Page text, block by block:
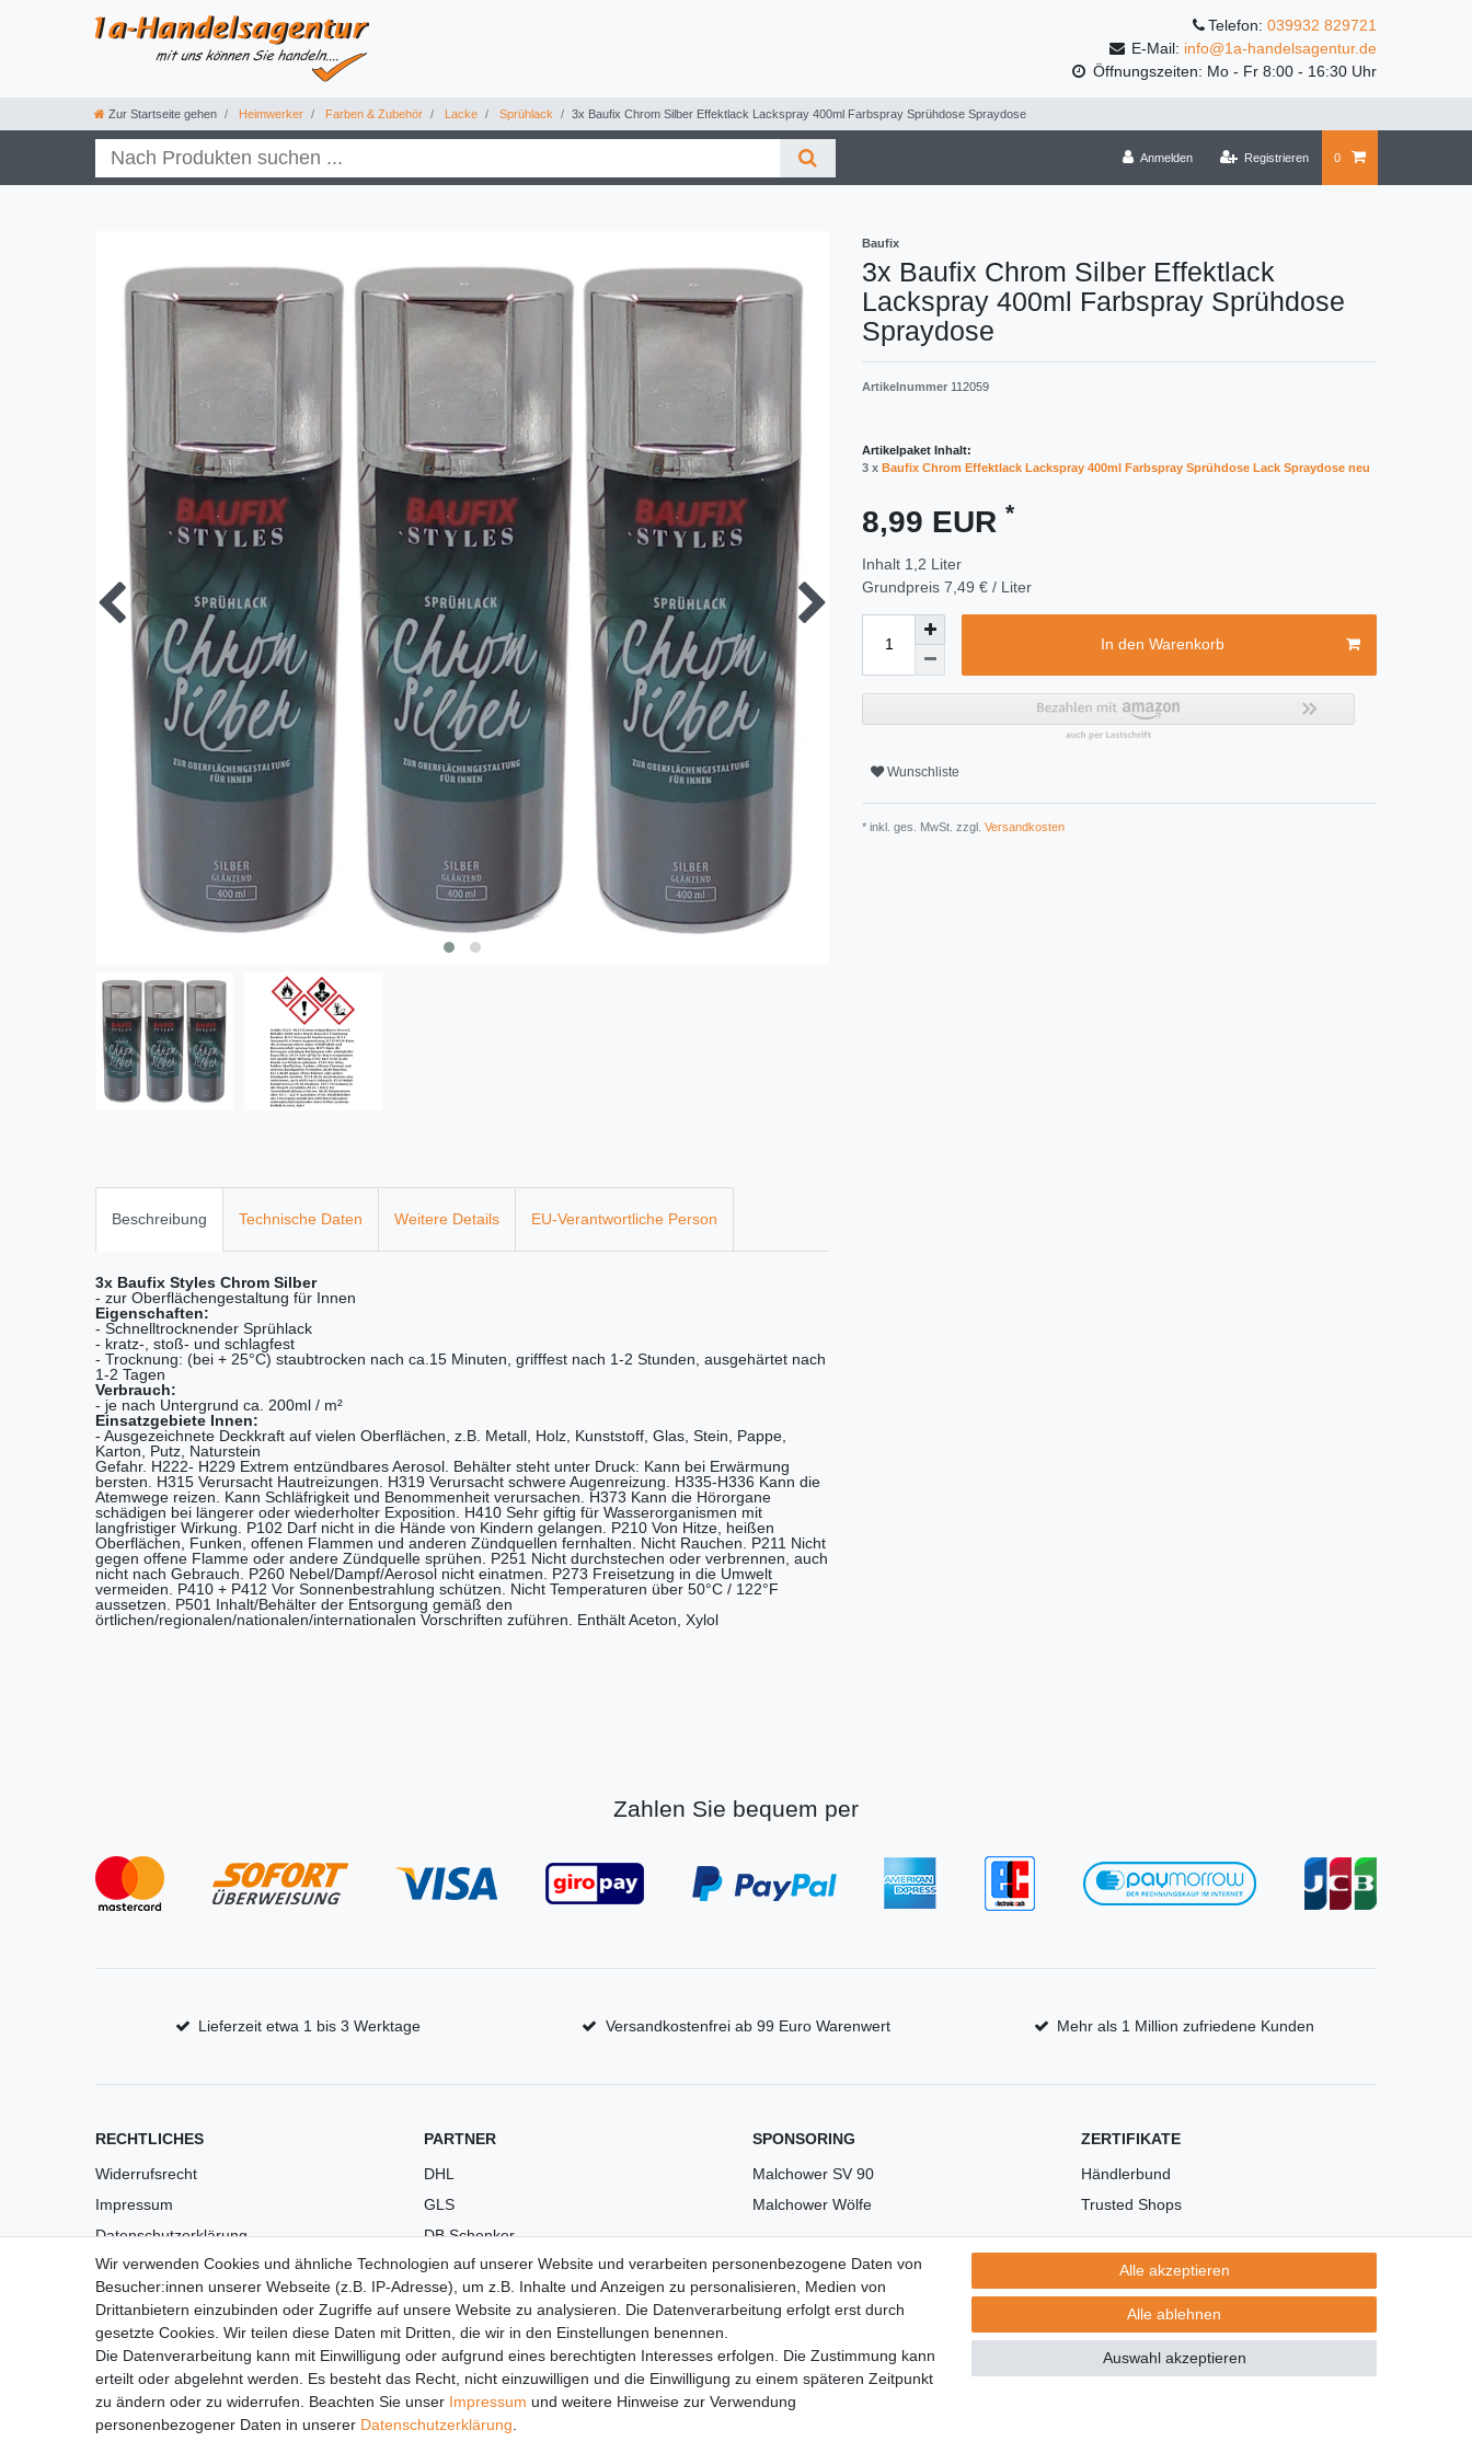
Telefon: 039932 829721
E-Mail: info@1a-handelsagentur.de
Öffnungszeiten: Mo - Fr 8:00 - 16:30 Uhr
Zur Startseite gehen Heimwerker Farben & Zubehör Lacke Sprühlack 3x Baufix Chrom Silber Effektlack Lackspray 400ml Farbspray Sprühdose Spraydose
Anmelden Registrieren 0
Baufix
3x Baufix Chrom Silber Effektlack
Lackspray 400ml Farbspray Sprühdose
Spraydose
Artikelnummer 112059
Artikelpaket Inhalt:
3 x Baufix Chrom Effektlack Lackspray 400ml Farbspray Sprühdose Lack Spraydose neu
8,99 EUR *
Inhalt 1,2 Liter
Grundpreis 7,49 € / Liter
In den Warenkorb
Wunschliste
* inkl. ges. MwSt. zzgl. Versandkosten
Beschreibung Technische Daten Weitere Details EU-Verantwortliche Person
3x Baufix Styles Chrom Silber
- zur Oberflächengestaltung für Innen
Eigenschaften:
- Schnelltrocknender Sprühlack
- kratz-, stoß- und schlagfest
- Trocknung: (bei + 25°C) staubtrocken nach ca.15 Minuten, grifffest nach 1-2 Stunden, ausgehärtet nach
1-2 Tagen
Verbrauch:
- je nach Untergrund ca. 200ml / m²
Einsatzgebiete Innen:
- Ausgezeichnete Deckkraft auf vielen Oberflächen, z.B. Metall, Holz, Kunststoff, Glas, Stein, Pappe,
Karton, Putz, Naturstein
Gefahr. H222- H229 Extrem entzündbares Aerosol. Behälter steht unter Druck: Kann bei Erwärmung
bersten. H315 Verursacht Hautreizungen. H319 Verursacht schwere Augenreizung. H335-H336 Kann die
Atemwege reizen. Kann Schläfrigkeit und Benommenheit verursachen. H373 Kann die Hörorgane
schädigen bei längerer oder wiederholter Exposition. H410 Sehr giftig für Wasserorganismen mit
langfristiger Wirkung. P102 Darf nicht in die Hände von Kindern gelangen. P210 Von Hitze, heißen
Oberflächen, Funken, offenen Flammen und anderen Zündquellen fernhalten. Nicht Rauchen. P211 Nicht
gegen offene Flamme oder andere Zündquelle sprühen. P251 Nicht durchstechen oder verbrennen, auch
nicht nach Gebrauch. P260 Nebel/Dampf/Aerosol nicht einatmen. P273 Freisetzung in die Umwelt
vermeiden. P410 + P412 Vor Sonnenbestrahlung schützen. Nicht Temperaturen über 50°C / 122°F
aussetzen. P501 Inhalt/Behälter der Entsorgung gemäß den
örtlichen/regionalen/nationalen/internationalen Vorschriften zuführen. Enthält Aceton, Xylol
Zahlen Sie bequem per
Lieferzeit etwa 1 bis 3 Werktage Versandkostenfrei ab 99 Euro Warenwert Mehr als 1 Million zufriedene Kunden
RECHTLICHES
Widerrufsrecht
Impressum
Datenschutzerklärung
AGB
Versandkosten
Barrierefreiheit
Anleitungen
Vertrag widerrufen
PARTNER
DHL
GLS
DB Schenker
PaketPLUS
SPONSORING
Malchower SV 90
Malchower Wölfe
ZERTIFIKATE
Händlerbund
Trusted Shops
Wir verwenden Cookies und ähnliche Technologien auf unserer Website und verarbeiten personenbezogene Daten von
Besucher:innen unserer Webseite (z.B. IP-Adresse), um z.B. Inhalte und Anzeigen zu personalisieren, Medien von
Drittanbietern einzubinden oder Zugriffe auf unsere Website zu analysieren. Die Datenverarbeitung erfolgt erst durch
gesetzte Cookies. Wir teilen diese Daten mit Dritten, die wir in den Einstellungen benennen.
Die Datenverarbeitung kann mit Einwilligung oder aufgrund eines berechtigten Interesses erfolgen. Die Zustimmung kann
erteilt oder abgelehnt werden. Es besteht das Recht, nicht einzuwilligen und die Einwilligung zu einem späteren Zeitpunkt
zu ändern oder zu widerrufen. Beachten Sie unser Impressum und weitere Hinweise zur Verwendung
personenbezogener Daten in unserer Daten­schutz­erklärung
Alle akzeptieren
Alle ablehnen
Auswahl akzeptieren